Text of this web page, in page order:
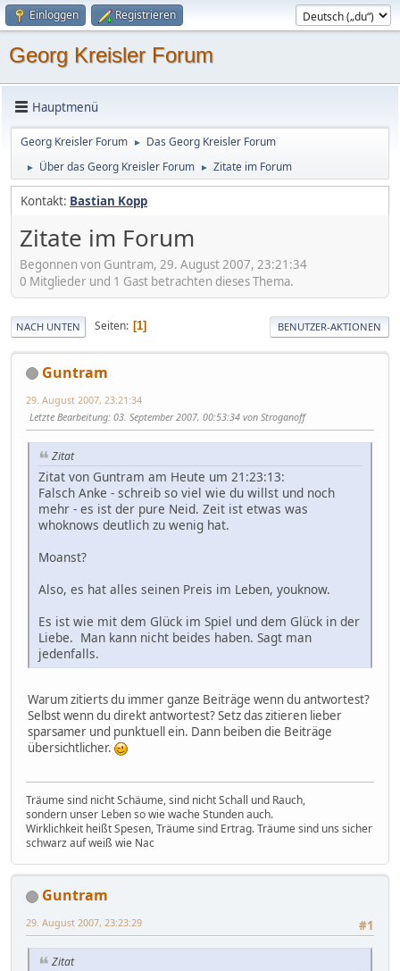
Einloggen Registrieren
Georg Kreisler Forum
Hauptmenü
Georg Kreisler Forum ► Das Georg Kreisler Forum
► Über das Georg Kreisler Forum ► Zitate im Forum
Kontakt: Bastian Kopp
Zitate im Forum
Begonnen von Guntram, 29. August 2007, 23:21:34
0 Mitglieder und 1 Gast betrachten dieses Thema.
NACH UNTEN Seiten 1 BENUTZER-AKTIONEN
Guntram
29. August 2007, 23:21:34
Letzte Bearbeitung: 03. September 2007, 00:53:34 von Stroganoff
Zitat
Zitat von Guntram am Heute um 21:23:13:
Falsch Anke - schreib so viel wie du willst und noch
mehr - es ist der pure Neid. Zeit ist etwas was
whoknows deutlich zu wenig hat.
Moanst?
Also, es hat alles seinen Preis im Leben, youknow.
Es ist wie mit dem Glück im Spiel und dem Glück in der
Liebe. Man kann nicht beides haben. Sagt man
jedenfalls.
Warum zitierts du immer ganze Beiträge wenn du antwortest?
Selbst wenn du direkt antwortest? Setz das zitieren lieber
sparsamer und punktuell ein. Dann beiben die Beiträge
übersichtlicher.
Träume sind nicht Schäume, sind nicht Schall und Rauch,
sondern unser Leben so wie wache Stunden auch.
Wirklichkeit heißt Spesen, Träume sind Ertrag. Träume sind uns sicher
schwarz auf weiß wie Nac
Guntram
#1
29. August 2007, 23:23:29
Zitat